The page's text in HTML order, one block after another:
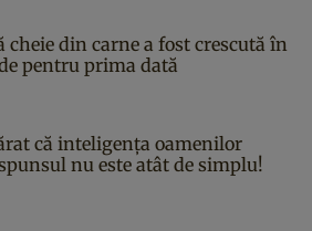
cheie din carne a fost crescută în
pentru prima dată
că inteligența oamenilor
nu este atât de simplu!